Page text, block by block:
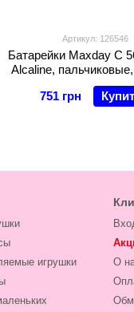
Артикул: 126546
Батарейки Maxday C
Alcaline,
ЦЕНА ЗА 40 ШТ. В
751 грн
игрушки
О